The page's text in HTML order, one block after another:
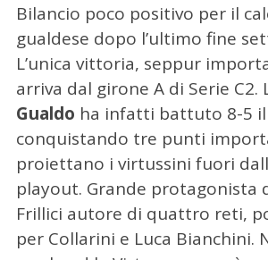
Bilancio poco positivo per il
gualdese dopo l’ultimo fine
L’unica vittoria, seppur
arriva dal girone A di Serie C2.
Gualdo ha infatti battuto 8-5 il
conquistando tre punti
proiettano i virtussini fuori
playout. Grande protagonista
Frillici autore di quattro reti,
per Collarini e Luca Bianchini.